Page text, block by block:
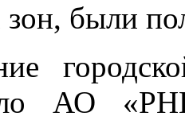
были
АО